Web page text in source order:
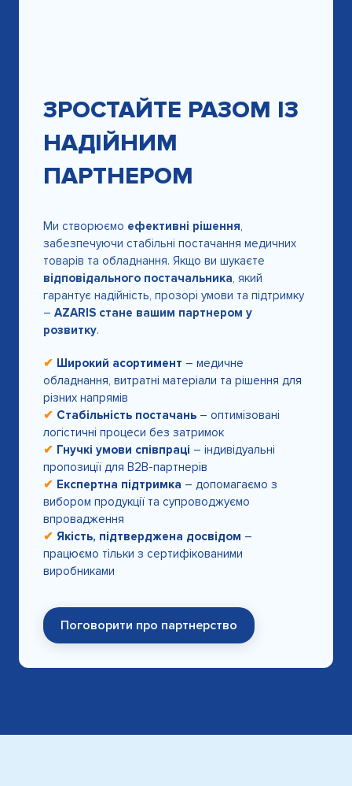
ЗРОСТАЙТЕ РАЗОМ ІЗ
НАДІЙНИМ
ПАРТНЕРОМ
Ми створюємо ефективні рішення,
забезпечуючи стабільні постачання медичних
товарів та обладнання. Якщо ви шукаєте
відповідального постачальника, який
гарантує надійність, прозорі умови та підтримку
– AZARIS стане вашим партнером у
розвитку.
✔ Широкий асортимент – медичне
обладнання, витратні матеріали та рішення для
різних напрямів
✔ Стабільність постачань – оптимізовані
логістичні процеси без затримок
✔ Гнучкі умови співпраці – індивідуальні
пропозиції для B2B-партнерів
✔ Експертна підтримка – допомагаємо з
вибором продукції та супроводжуємо
впровадження
✔ Якість, підтверджена досвідом –
працюємо тільки з сертифікованими
виробниками
Поговорити про партнерство